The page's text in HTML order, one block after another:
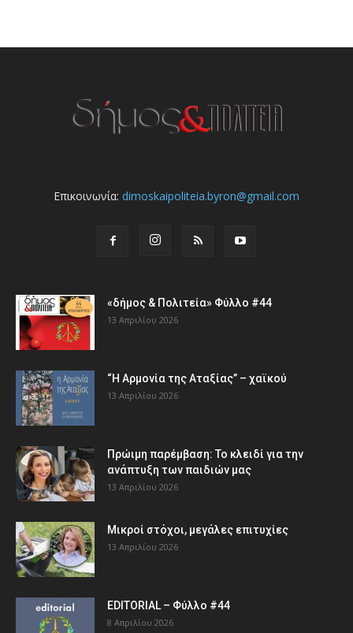
Επικοινωνία: dimoskaipoliteia.byron@gmail.com
«δήμος & Πολιτεία» Φύλλο #44
13 Απριλίου 2026
“Η Αρμονία της Αταξίας” – χαϊκού
13 Απριλίου 2026
Πρώιμη παρέμβαση: Το κλειδί για την
ανάπτυξη των παιδιών µας
13 Απριλίου 2026
Μικροί στόχοι, μεγάλες επιτυχίες
13 Απριλίου 2026
EDITORIAL – Φύλλο #44
8 Απριλίου 2026